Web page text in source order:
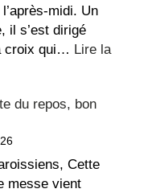
midi. Un
il s’est dirigé
croix qui… Lire la
du repos, bon
Cette
messe vient